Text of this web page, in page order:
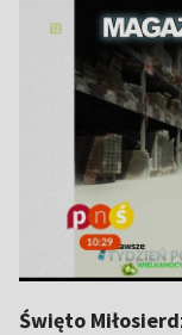
Święto